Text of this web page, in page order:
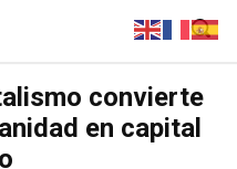
convierte
en capital